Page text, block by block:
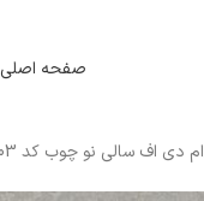
صفحه اصلی
ام دی اف سالی نو چوب کد 203